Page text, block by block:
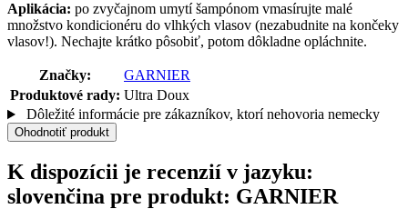
Aplikácia: po zvyčajnom umytí šampónom vmasírujte malé
množstvo kondicionéru do vlhkých vlasov (nezabudnite na končeky
vlasov!). Nechajte krátko pôsobiť, potom dôkladne opláchnite.
Značky:
GARNIER
Produktové rady: Ultra Doux
Dôležité informácie pre zákazníkov, ktorí nehovoria nemecky
Ohodnotiť produkt
K dispozícii je recenzií v jazyku:
slovenčina pre produkt: GARNIER